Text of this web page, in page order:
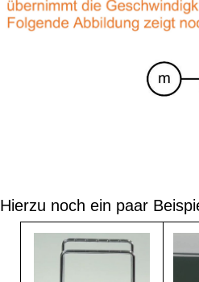
Hierzu noch ein paar